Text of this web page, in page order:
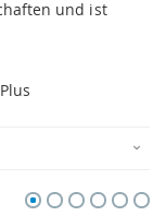
und ist